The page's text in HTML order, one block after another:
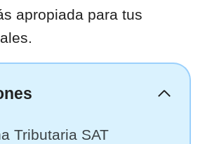
apropiada para tus
Tributaria SAT